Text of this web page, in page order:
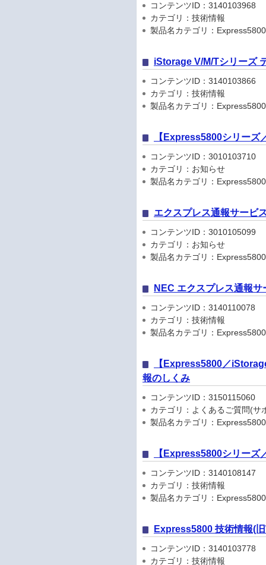
コンテンツID：3140103968
カテゴリ：技術情報
製品名カテゴリ：
iStorage V/M/Tシリーズ
コンテンツID：3140103866
カテゴリ：技術情報
製品名カテゴリ：
【Express5800シリー
コンテンツID：3010103710
カテゴリ：お知らせ
製品名カテゴリ：
エクスプレス通報サービ
コンテンツID：3010105099
カテゴリ：お知らせ
製品名カテゴリ：
NEC エクスプレス通報
コンテンツID：3140110078
カテゴリ：技術情報
製品名カテゴリ：
【Express5800／
報のしくみ
コンテンツID：3150115060
カテゴリ：よくあるご質問(サ
製品名カテゴリ：
【Express5800シリー
コンテンツID：3140108147
カテゴリ：技術情報
製品名カテゴリ：
Express5800 技術情報(
コンテンツID：3140103778
カテゴリ：技術情報